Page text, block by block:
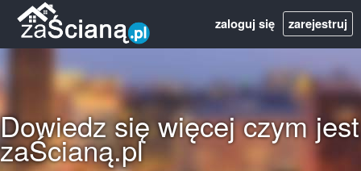
zaloguj się zarejestruj
Dowiedz się więcej czym jest
zaŚcianą.pl